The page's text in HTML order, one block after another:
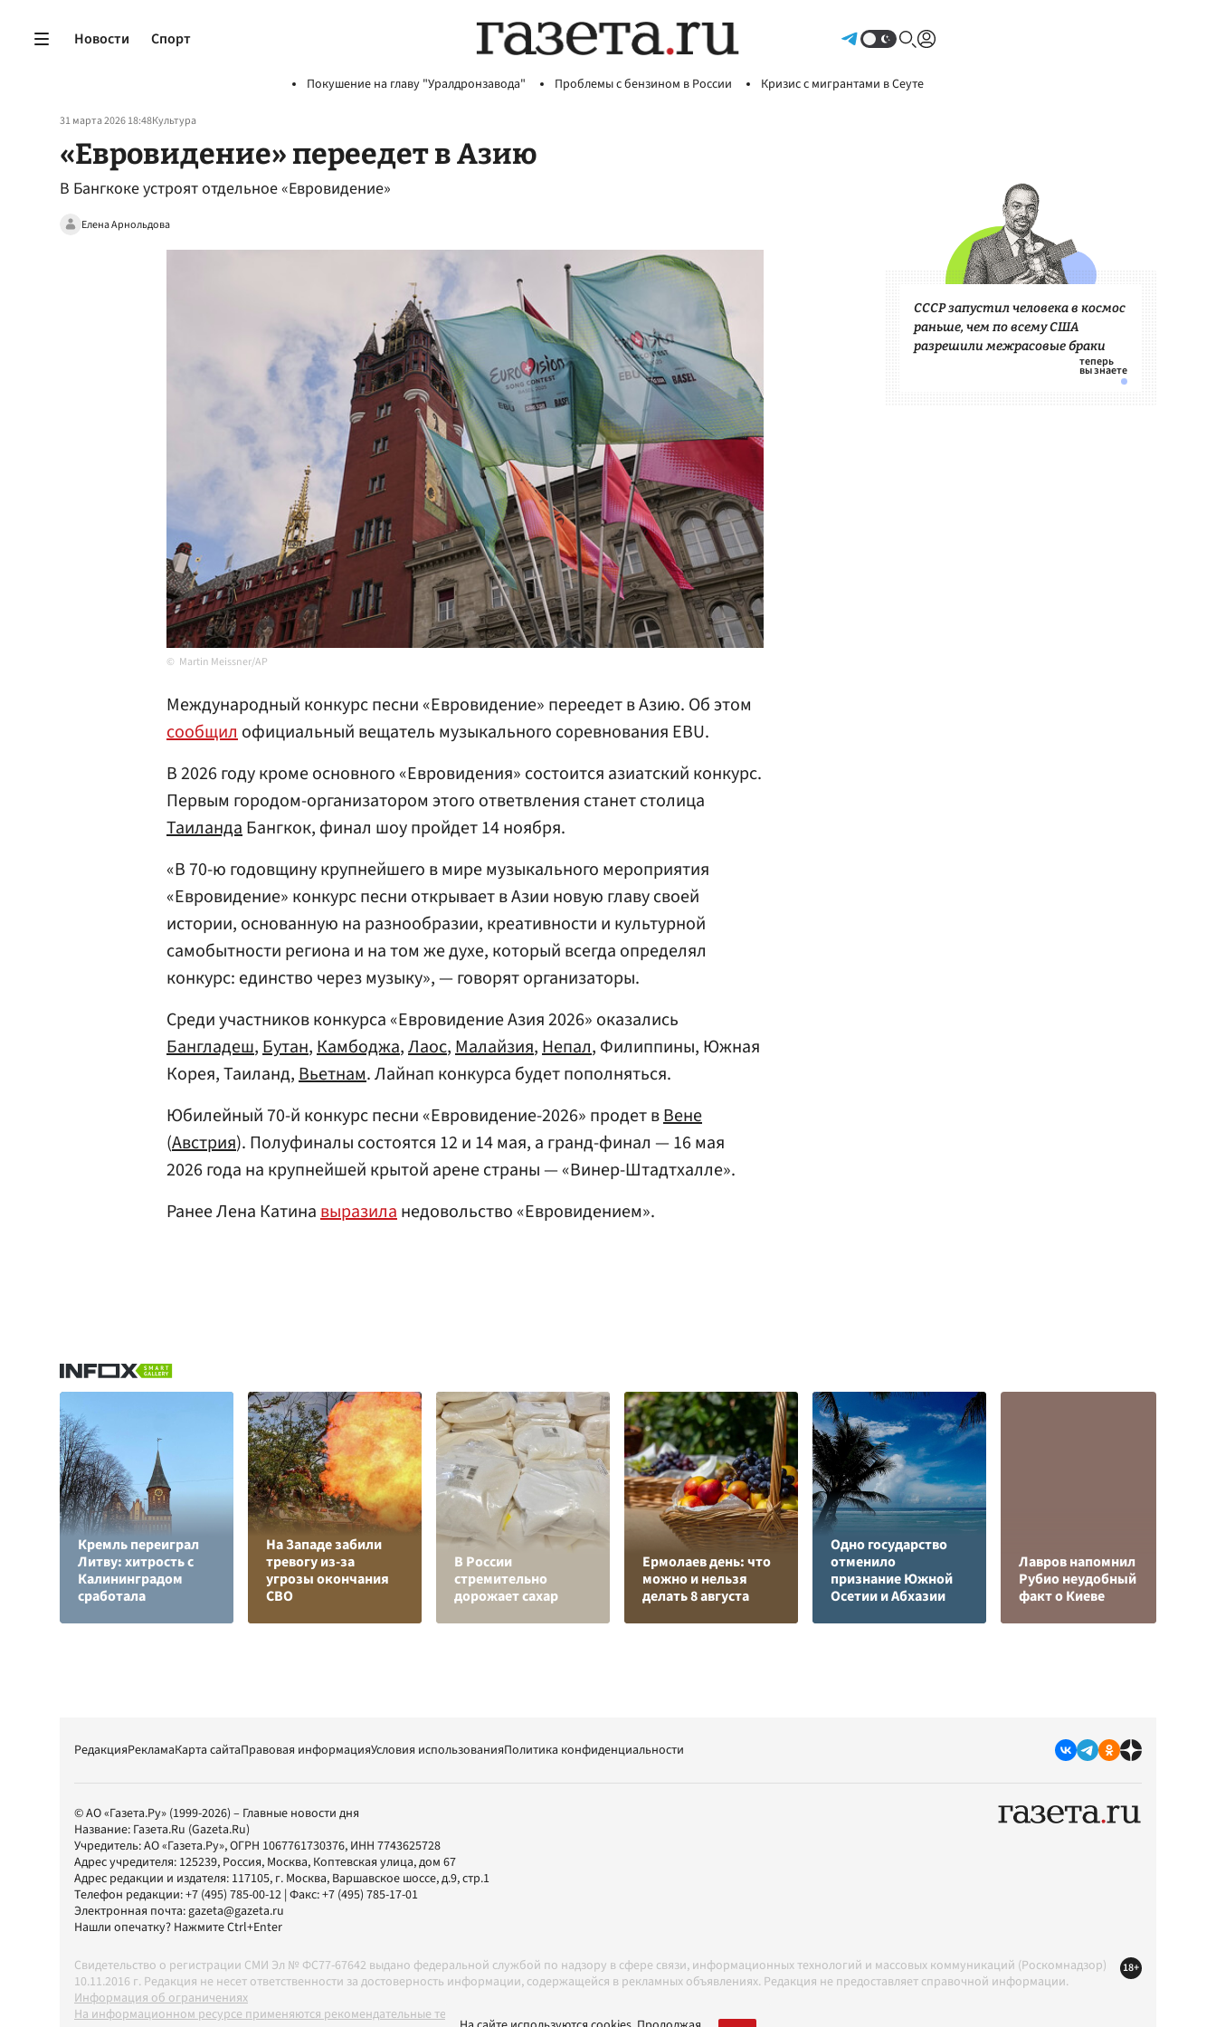
Новости Спорт
Покушение на главу "Уралдронзавода" Проблемы с бензином в России Кризис с мигрантами в Сеуте
31 марта 2026 18:48Культура
«Евровидение» переедет в Азию
В Бангкоке устроят отдельное «Евровидение»
Елена Арнольдова
Martin Meissner/AP
Международный конкурс песни «Евровидение» переедет в Азию. Об этом
сообщилофициальный вещатель музыкального соревнования EBU.
В 2026 году кроме основного «Евровидения» состоится азиатский конкурс.
Первым городом-организатором этого ответвления станет столица
ТаиландаБангкок, финал шоу пройдет 14 ноября.
«В 70-ю годовщину крупнейшего в мире музыкального мероприятия
«Евровидение» конкурс песни открывает в Азии новую главу своей
истории, основанную на разнообразии, креативности и культурной
самобытности региона и на том же духе, который всегда определял
конкурс: единство через музыку», — говорят организаторы.
Среди участников конкурса «Евровидение Азия 2026» оказались
Бангладеш,Бутан,Камбоджа,Лаос,Малайзия,Непал, Филиппины, Южная
Корея, Таиланд,Вьетнам. Лайнап конкурса будет пополняться.
Юбилейный 70-й конкурс песни «Евровидение-2026» продет вВене
(Австрия). Полуфиналы состоятся 12 и 14 мая, а гранд-финал — 16 мая
2026 года на крупнейшей крытой арене страны — «Винер-Штадтхалле».
Ранее Лена Катинавыразиланедовольство «Евровидением».
СССР запустил человека в космос
раньше, чем по всему США
разрешили межрасовые браки
Кремль переиграл
Литву: хитрость с
Калининградом
сработала
На Западе забили
тревогу из-за
угрозы окончания
СВО
В России
стремительно
дорожает сахар
Ермолаев день: что
можно и нельзя
делать 8 августа
Одно государство
отменило
признание Южной
Осетии и Абхазии
Лавров напомнил
Рубио неудобный
факт о Киеве
РедакцияРекламаКарта сайтаПравовая информацияУсловия использованияПолитика конфиденциальности
© АО «Газета.Ру» (1999-2026) – Главные новости дня
Название: Газета.Ru (Gazeta.Ru)
Учредитель:АО «Газета.Ру», ОГРН 1067761730376, ИНН 7743625728
Адрес учредителя: 125239, Россия, Москва, Коптевская улица, дом 67
Адрес редакции и издателя: 117105, г. Москва, Варшавское шоссе, д.9, стр.1
Телефон редакции:+7 (495) 785-00-12 | Факс:+7 (495) 785-17-01
Электронная почта:gazeta@gazeta.ru
Нашли опечатку? Нажмите Ctrl+Enter
Свидетельство о регистрации СМИ Эл № ФС77-67642 выдано федеральной службой по надзору в сфере связи, информационных технологий и массовых коммуникаций (Роскомнадзор)
10.11.2016 г. Редакция не несет ответственности за достоверность информации, содержащейся в рекламных объявлениях. Редакция не предоставляет справочной информации.
Информация об ограничениях
На информационном ресурсе применяются рекомендательные технологии в соответствии с Правилами
18+